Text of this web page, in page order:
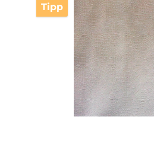
Tipp